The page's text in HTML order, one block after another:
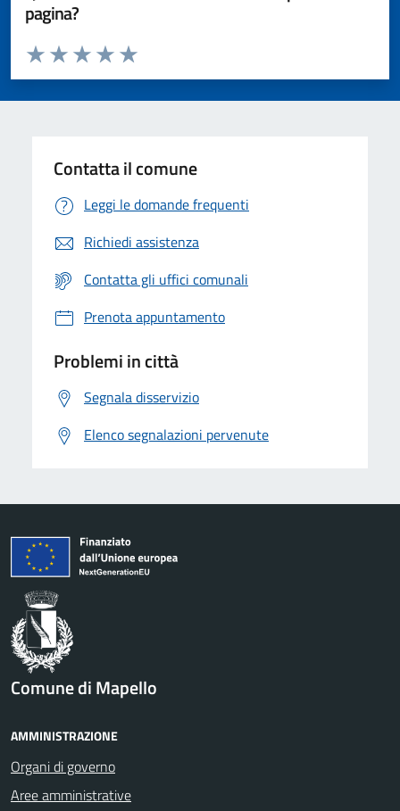
pagina?
Valuta da 1 a 5 stelle la pagina
Valuta 5 stelle su 5
Valuta 4 stelle su 5
Valuta 3 stelle su 5
Valuta 2 stelle su 5
Valuta 1 stelle su 5
Contatta il comune
Leggi le domande frequenti
Richiedi assistenza
Contatta gli uffici comunali
Prenota appuntamento
Problemi in città
Segnala disservizio
Elenco segnalazioni pervenute
Comune di Mapello
AMMINISTRAZIONE
Organi di governo
Aree amministrative